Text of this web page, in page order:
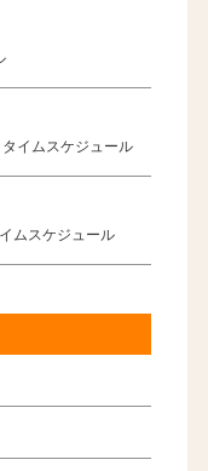
イムスケジュール
ムスケジュール